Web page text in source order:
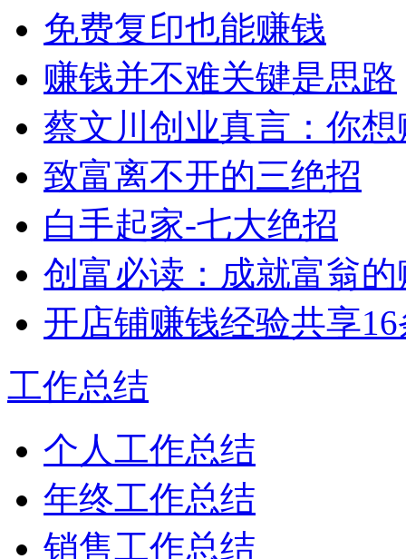
免费复印也能赚钱
赚钱并不难关键是思路
蔡文川创业真言：你
致富离不开的三绝招
白手起家-七大绝招
创富必读：成就富翁
开店铺赚钱经验共享16
工作总结
个人工作总结
年终工作总结
销售工作总结